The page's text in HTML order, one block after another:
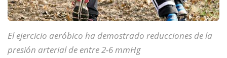
El ejercicio aeróbico ha demostrado reducciones de la
presión arterial de entre 2-6 mmHg